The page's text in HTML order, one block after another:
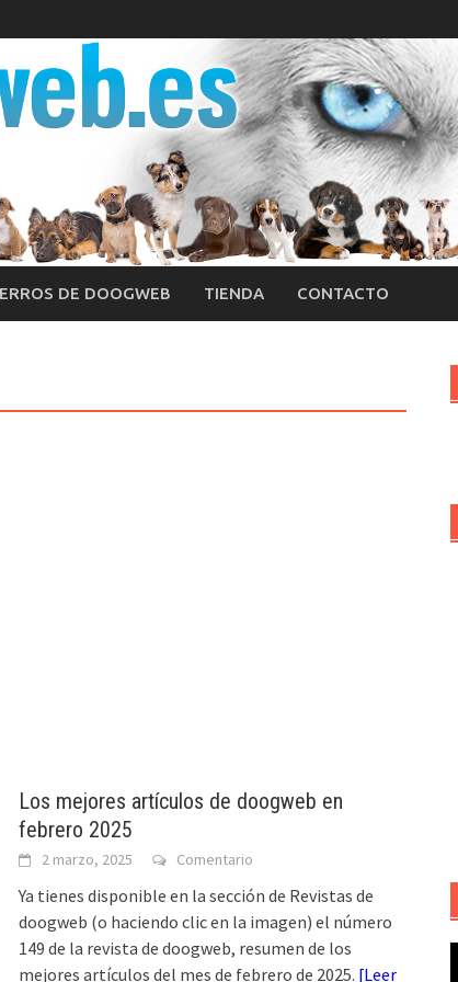
DE DOOGWEB TIENDA CONTACTO
Los mejores artículos de doogweb en
febrero 2025
2 marzo, 2025 Comentario
Ya tienes disponible en la sección de Revistas de
doogweb (o haciendo clic en la imagen) el número
149 de la revista de doogweb, resumen de los
mejores artículos del mes de febrero de 2025. [Leer